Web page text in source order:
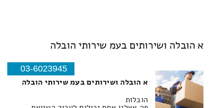
א הובלה ושירותים בעמ שירותי הובלה
03-6023945
א הובלה ושירותים בעמ שירותי הובלה
הובלות